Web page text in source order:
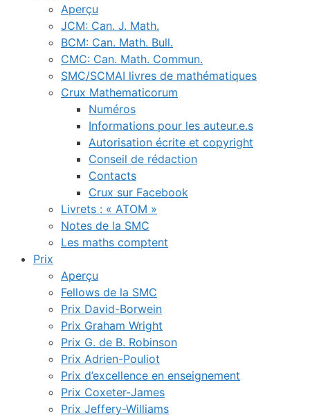
Aperçu
JCM: Can. J. Math.
BCM: Can. Math. Bull.
CMC: Can. Math. Commun.
SMC/SCMAI livres de mathématiques
Crux Mathematicorum
Numéros
Informations pour les auteur.e.s
Autorisation écrite et copyright
Conseil de rédaction
Contacts
Crux sur Facebook
Livrets : « ATOM »
Notes de la SMC
Les maths comptent
Prix
Aperçu
Fellows de la SMC
Prix David-Borwein
Prix Graham Wright
Prix G. de B. Robinson
Prix Adrien-Pouliot
Prix d’excellence en enseignement
Prix Coxeter-James
Prix Jeffery-Williams